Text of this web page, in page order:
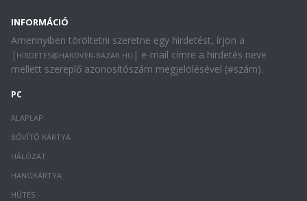
INFORMÁCIÓ
Amennyiben töröltetni szeretne egy hirdetést, írjon a
| HIRDETES@HARDVER-BAZAR.HU | e-mail címre a hirdetés neve
mellett szereplő azonosítószám megjelölésével (#szám).
PC
ALAPLAP
BŐVÍTŐ KÁRTYA
HÁLÓZAT
HANGKÁRTYA
HŰTÉS